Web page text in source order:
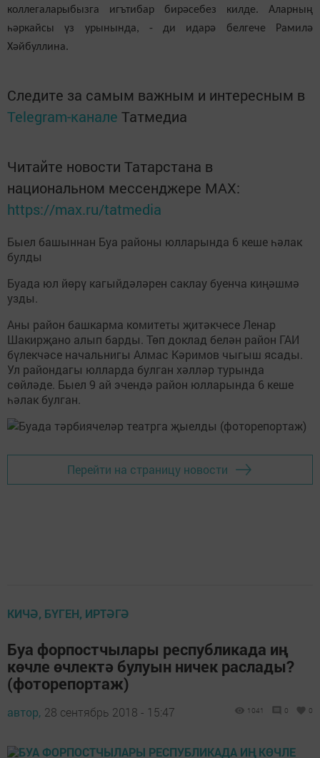
коллегаларыбызга игътибар бирәсебез килде. Аларның
һәркайсы үз урынында, - ди идарә белгече Рамилә
Хәйбуллина.
Следите за самым важным и интересным в
Telegram-канале Татмедиа
Читайте новости Татарстана в
национальном мессенджере MАХ:
https://max.ru/tatmedia
Быел башыннан Буа районы юлларында 6 кеше һәлак
булды
Буада юл йөрү кагыйдәләрен саклау буенча киңәшмә
узды.
Аны район башкарма комитеты җитәкчесе Ленар
Шакирҗано алып барды. Төп доклад белән район ГАИ
бүлекчәсе начальнигы Алмас Кәримов чыгыш ясады.
Ул райондагы юлларда булган хәлләр турында
сөйләде. Быел 9 ай эчендә район юлларында 6 кеше
һәлак булган.
Перейти на страницу новости
КИЧӘ, БҮГЕН, ИРТӘГӘ
Буа форпостчылары республикада иң
көчле өчлектә булуын ничек раслады?
(фоторепортаж)
автор, 28 сентябрь 2018 - 15:47 1041 0 0